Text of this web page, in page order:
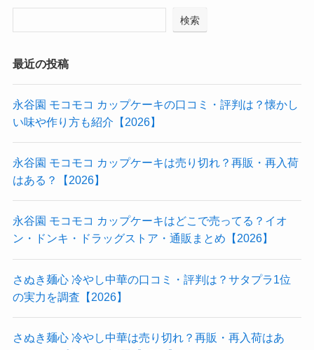
検索
最近の投稿
永谷園 モコモコ カップケーキの口コミ・評判は？懐かし
い味や作り方も紹介【2026】
永谷園 モコモコ カップケーキは売り切れ？再販・再入荷
はある？【2026】
永谷園 モコモコ カップケーキはどこで売ってる？イオ
ン・ドンキ・ドラッグストア・通販まとめ【2026】
さぬき麺心 冷やし中華の口コミ・評判は？サタプラ1位
の実力を調査【2026】
さぬき麺心 冷やし中華は売り切れ？再販・再入荷はあ